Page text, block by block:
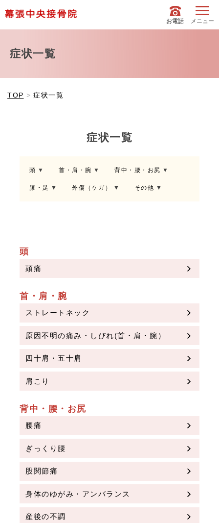
お電話 メニュー
症状一覧
TOP 症状一覧
症状一覧
頭 首・肩・腕 背中・腰・お尻
膝・足 外傷（ケガ） その他
頭
頭痛
首・肩・腕
ストレートネック
原因不明の痛み・しびれ(首・肩・腕）
四十肩・五十肩
肩こり
背中・腰・お尻
腰痛
ぎっくり腰
股関節痛
身体のゆがみ・アンバランス
産後の不調